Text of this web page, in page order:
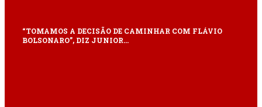
“TOMAMOS A DECISÃO DE CAMINHAR COM FLÁVIO
BOLSONARO”, DIZ JUNIOR…